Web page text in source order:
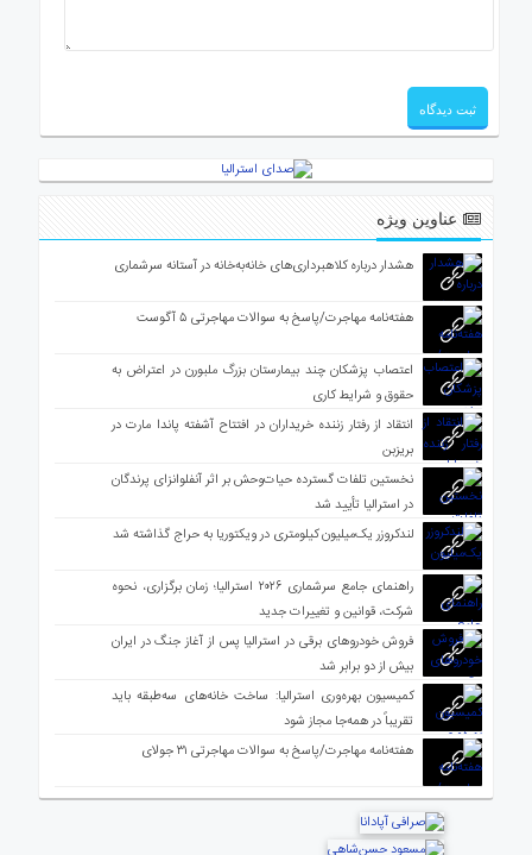
عناوین ویژه
هشدار درباره کلاهبرداری‌های خانه‌به‌خانه در آستانه سرشماری
هفته‌نامه مهاجرت/پاسخ به سوالات مهاجرتی ۵ آگوست
اعتصاب پزشکان چند بیمارستان بزرگ ملبورن در اعتراض به
حقوق و شرایط کاری
انتقاد از رفتار زننده خریداران در افتتاح آشفته پاندا مارت در
بریزبن
نخستین تلفات گسترده حیات‌وحش بر اثر آنفلوانزای پرندگان
در استرالیا تأیید شد
لندکروزر یک‌میلیون کیلومتری در ویکتوریا به حراج گذاشته شد
راهنمای جامع سرشماری ۲۰۲۶ استرالیا؛ زمان برگزاری، نحوه
شرکت، قوانین و تغییرات جدید
فروش خودروهای برقی در استرالیا پس از آغاز جنگ در ایران
بیش از دو برابر شد
کمیسیون بهره‌وری استرالیا: ساخت خانه‌های سه‌طبقه باید
تقریباً در همه‌جا مجاز شود
هفته‌نامه مهاجرت/پاسخ به سوالات مهاجرتی ۳۱ جولای